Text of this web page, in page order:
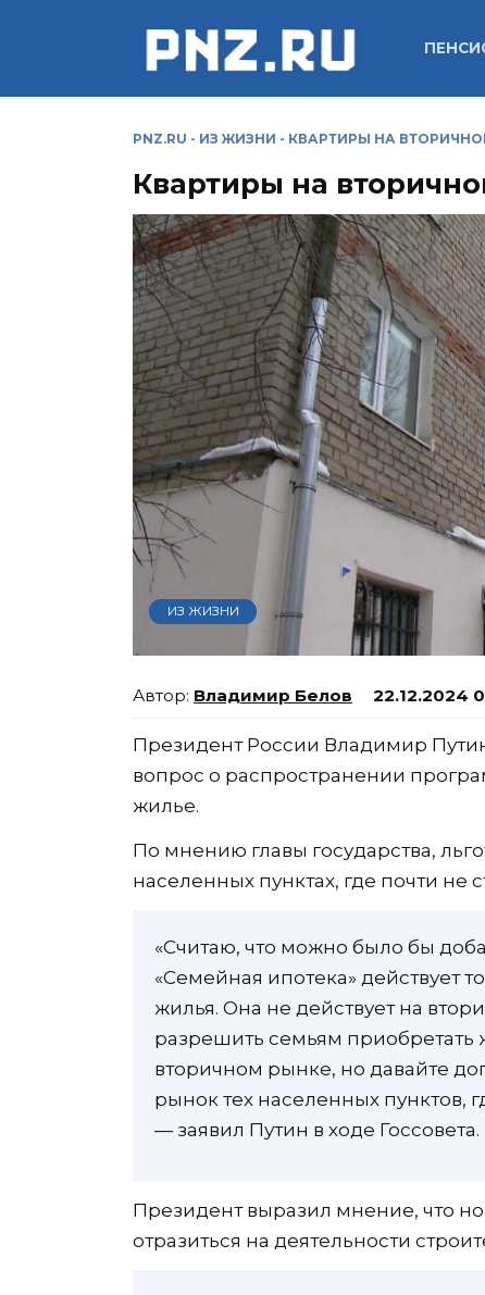
PNZ.RU - ИЗ ЖИЗНИ - КВАРТИРЫ НА
Квартиры на
ИЗ ЖИЗНИ
Владимир Белов 22.12.2024
Президент России Владимир
вопрос о распространении
жилье.
По мнению главы государства,
населенных пунктах, где почти не
«Считаю, что можно было бы
«Семейная ипотека» действует
жилья. Она не действует на
разрешить семьям приобретать
вторичном рынке, но давайте
рынок тех населенных пунктов,
— заявил Путин в ходе Госсовета.
Президент выразил мнение, что
отразиться на деятельности